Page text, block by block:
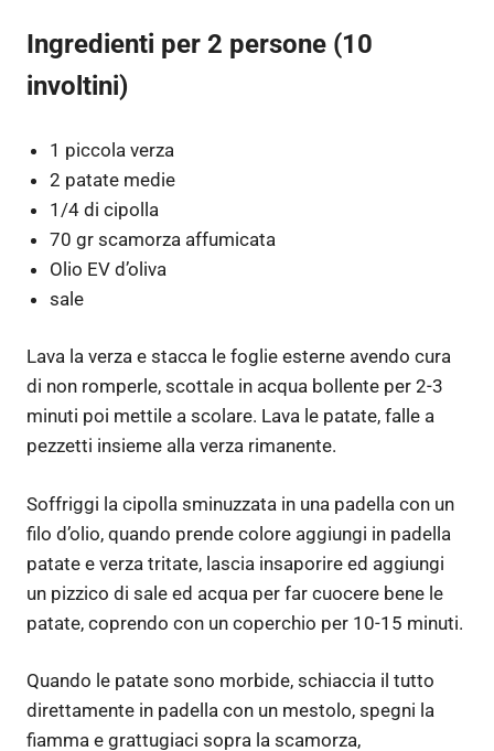
Ingredienti per 2 persone (10
involtini)
1 piccola verza
2 patate medie
1/4 di cipolla
70 gr scamorza affumicata
Olio EV d’oliva
sale
Lava la verza e stacca le foglie esterne avendo cura
di non romperle, scottale in acqua bollente per 2-3
minuti poi mettile a scolare. Lava le patate, falle a
pezzetti insieme alla verza rimanente.
Soffriggi la cipolla sminuzzata in una padella con un
filo d’olio, quando prende colore aggiungi in padella
patate e verza tritate, lascia insaporire ed aggiungi
un pizzico di sale ed acqua per far cuocere bene le
patate, coprendo con un coperchio per 10-15 minuti.
Quando le patate sono morbide, schiaccia il tutto
direttamente in padella con un mestolo, spegni la
fiamma e grattugiaci sopra la scamorza,